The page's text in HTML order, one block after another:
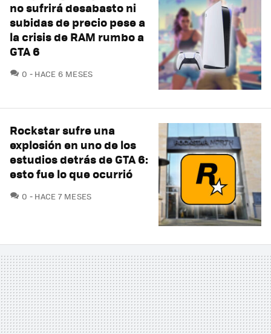
no sufrirá desabasto ni
subidas de precio pese a
la crisis de RAM rumbo a
GTA 6
0 COMENTARIOS
HACE 6 MESES
Rockstar sufre una
explosión en uno de los
estudios detrás de GTA 6:
esto fue lo que ocurrió
0 COMENTARIOS
HACE 7 MESES